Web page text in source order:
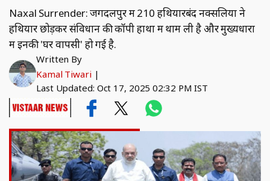
Naxal Surrender: जगदलपुर में 210 हथियारबंद नक्सलियों ने
हथियार छोड़कर संविधान की कॉपी हाथों में थाम ली है और मुख्यधारा
में इनकी 'घर वापसी' हो गई है.
Written By
Kamal Tiwari|
Last Updated: Oct 17, 2025 02:32 PM IST